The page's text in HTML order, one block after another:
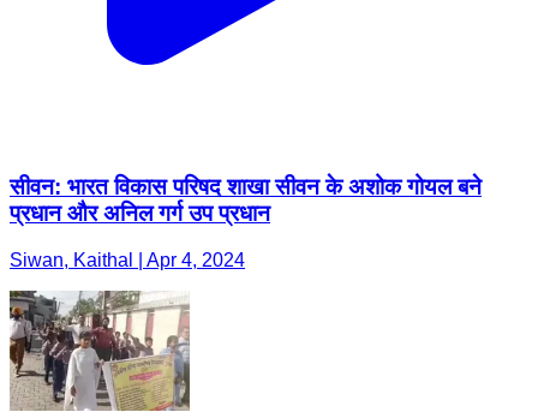
सीवन: भारत विकास परिषद शाखा सीवन के अशोक गोयल बने
प्रधान और अनिल गर्ग उप प्रधान
Siwan, Kaithal | Apr 4, 2024